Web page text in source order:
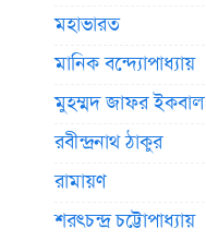
মহাভারত
মানিক বন্দ্যোপাধ্যায়
মুহম্মদ জাফর ইকবাল
রবীন্দ্রনাথ ঠাকুর
রামায়ণ
শরৎচন্দ্র চট্টোপাধ্যায়